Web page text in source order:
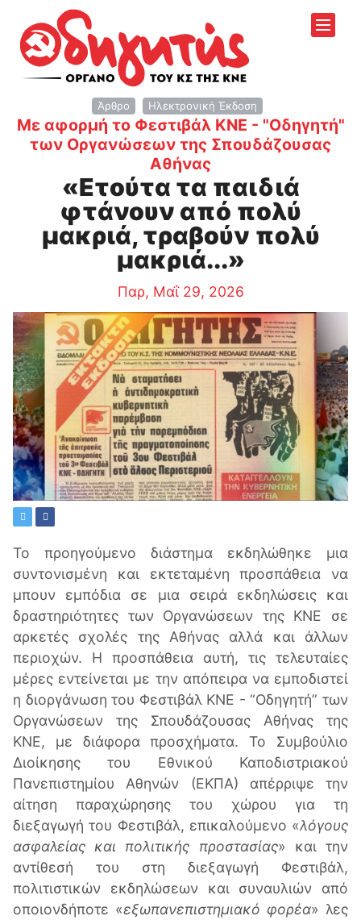
Άρθρο Ηλεκτρονική Έκδοση
Με αφορμή το Φεστιβάλ ΚΝΕ - "Οδηγητή"
των Οργανώσεων της Σπουδάζουσας
Αθήνας:
«Ετούτα τα παιδιά
φτάνουν από πολύ
μακριά, τραβούν πολύ
μακριά...»
Παρ, Μαΐ 29, 2026
Το προηγούμενο διάστημα εκδηλώθηκε μια
συντονισμένη και εκτεταμένη προσπάθεια να
μπουν εμπόδια σε μια σειρά εκδηλώσεις και
δραστηριότητες των Oργανώσεων της ΚΝΕ σε
αρκετές σχολές της Αθήνας αλλά και άλλων
περιοχών. Η προσπάθεια αυτή, τις τελευταίες
μέρες εντείνεται με την απόπειρα να εμποδιστεί
η διοργάνωση του Φεστιβάλ ΚΝΕ - “Οδηγητή” των
Oργανώσεων της Σπουδάζουσας Αθήνας της
ΚΝΕ, με διάφορα προσχήματα. Το Συμβούλιο
Διοίκησης του Εθνικού Καποδιστριακού
Πανεπιστημίου Αθηνών (ΕΚΠΑ) απέρριψε την
αίτηση παραχώρησης του χώρου για τη
διεξαγωγή του Φεστιβάλ, επικαλούμενο «λόγους
ασφαλείας και πολιτικής προστασίας» και την
αντίθεσή του στη διεξαγωγή Φεστιβάλ,
πολιτιστικών εκδηλώσεων και συναυλιών από
οποιονδήποτε «εξωπανεπιστημιακό φορέα» λες